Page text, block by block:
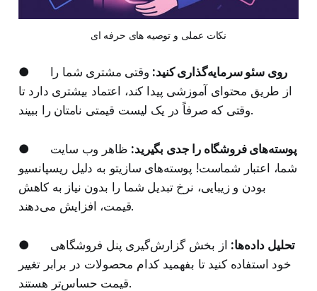
نکات عملی و توصیه های حرفه ای
● روی سئو سرمایه‌گذاری کنید: وقتی مشتری شما را
از طریق محتوای آموزشی پیدا کند، اعتماد بیشتری دارد تا
وقتی که صرفاً در یک لیست قیمتی نامتان را ببیند.
● پوسته‌های فروشگاه را جدی بگیرید: ظاهر وب‌ سایت
شما، اعتبار شماست! پوسته‌های سازیتو به دلیل ریسپانسیو
بودن و زیبایی، نرخ تبدیل شما را بدون نیاز به کاهش
قیمت، افزایش می‌دهند.
● تحلیل داده‌ها: از بخش گزارش‌گیری پنل فروشگاهی
خود استفاده کنید تا بفهمید کدام محصولات در برابر تغییر
قیمت حساس‌تر هستند.